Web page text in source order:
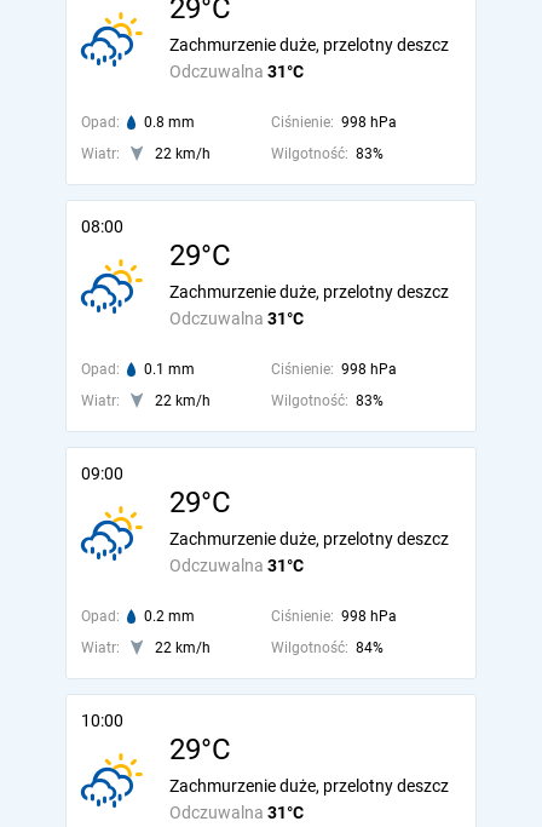
29°C
Odczuwalna 31°C
Zachmurzenie duże, przelotny deszcz
Opad: 0.8 mm Ciśnienie: 998 hPa
Wiatr:
22 km/h Wilgotność: 83%
08:00
29°C
Odczuwalna 31°C
Zachmurzenie duże, przelotny deszcz
Opad: 0.1 mm Ciśnienie: 998 hPa
Wiatr:
22 km/h Wilgotność: 83%
09:00
29°C
Odczuwalna 31°C
Zachmurzenie duże, przelotny deszcz
Opad: 0.2 mm Ciśnienie: 998 hPa
Wiatr:
22 km/h Wilgotność: 84%
10:00
29°C
Odczuwalna 31°C
Zachmurzenie duże, przelotny deszcz